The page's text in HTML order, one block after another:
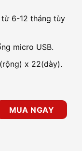
6-12 tháng tùy
micro USB.
x 22(dày).
FP8003 số lượng
MUA NGAY